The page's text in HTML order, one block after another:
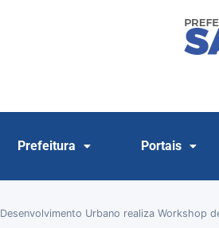
Prefeitura Portais
Desenvolvimento Urbano realiza Workshop